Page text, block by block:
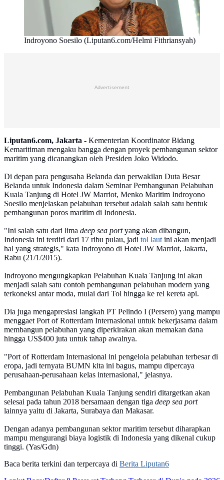
Indroyono Soesilo (Liputan6.com/Helmi Fithriansyah)
Advertisement
Liputan6.com, Jakarta - Kementerian Koordinator‎ Bidang
Kemaritiman mengaku bangga dengan proyek pembangunan sektor
maritim yang dicanangkan oleh Presiden Joko Widodo.
Di depan para pengusaha Belanda dan perwakilan Duta Besar
Belanda untuk Indonesia dalam Seminar Pembangunan Pelabuhan
Kuala Tanjung di Hotel JW Marriot, Menko Maritim Indroyono
Soesilo menjelaskan pelabuhan tersebut adalah salah satu bentuk
pembangunan poros maritim di Indonesia.
"Ini salah satu dari lima deep sea portyang akan dibangun,
Indonesia ini terdiri dari 17 ribu pulau, jadi tol lautini akan menjadi
hal yang strategis," kata Indroyono di Hotel JW Marriot, Jakarta,
Rabu (21/1/2015).
Indroyono mengungkapkan Pelabuhan Kuala Tanjung ini akan
menjadi salah satu contoh pembangunan pelabuhan modern‎ yang
terkoneksi antar moda, mulai dari Tol hingga ke rel kereta api.
‎Dia juga mengapresiasi langkah PT Pelindo I (Persero) yang mampu
menggaet Port of Rotterdam Internasional untuk bekerjasama dalam
membangun pelabuhan yang diperkirakan akan memakan dana
hingga US$400 juta untuk tahap awalnya.
"Port of Rotterdam Internasional ini pengelola pelabuhan terbesar di
eropa, jadi ternyata BUMN kita ini bagus, mampu dipercaya
perusahaan-perusahaan kelas internasional," jelasnya.
Pembangunan Pelabuhan Kuala Tanjung sendiri‎ ditargetkan akan
selesai pada tahun 2018 bersamaan dengan tiga deep sea port
lainnya yaitu di Jakarta, Surabaya dan Makasar.
Dengan adanya pembangunan sektor maritim tersebut diharapkan
mampu mengurangi biaya logistik di Indonesia yang dikenal cukup
tinggi. (Yas/Gdn)
Baca berita terkini dan terpercaya di Berita Liputan6